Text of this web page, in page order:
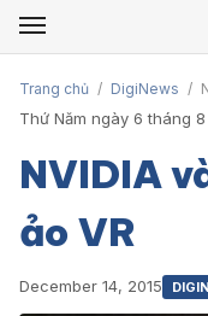
Mở menu
Trang chủ / DigiNews /
Thứ Năm ngày 6 tháng
NVIDIA
ảo VR
December 14, 2015